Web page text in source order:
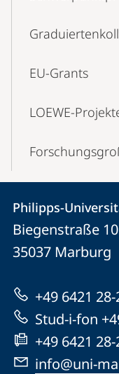
EU-Grants
LOEWE-
Kontakt
und
zur
Website
Philipps-
Universität
Marburg
Philipps-
Biegenstraße 10
35037 Marburg
+49 6421
Stud-i-fon
+49 6421
info@uni-